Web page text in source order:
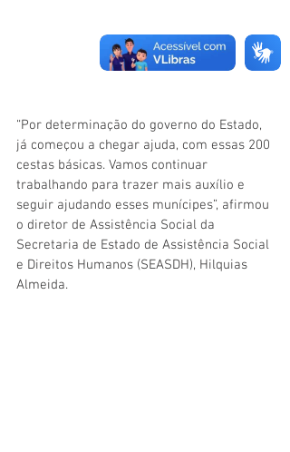
“Por determinação do governo do Estado,
já começou a chegar ajuda, com essas 200
cestas básicas. Vamos continuar
trabalhando para trazer mais auxílio e
seguir ajudando esses munícipes”, afirmou
o diretor de Assistência Social da
Secretaria de Estado de Assistência Social
e Direitos Humanos (SEASDH), Hilquias
Almeida.